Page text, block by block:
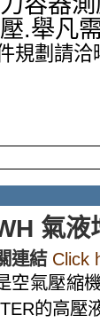
.舉凡
規劃請洽
氣液
連結 Click
空氣壓縮
的高壓